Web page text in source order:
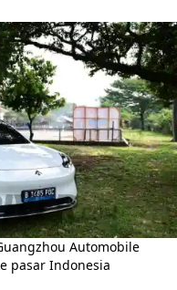
Automobile
pasar Indonesia